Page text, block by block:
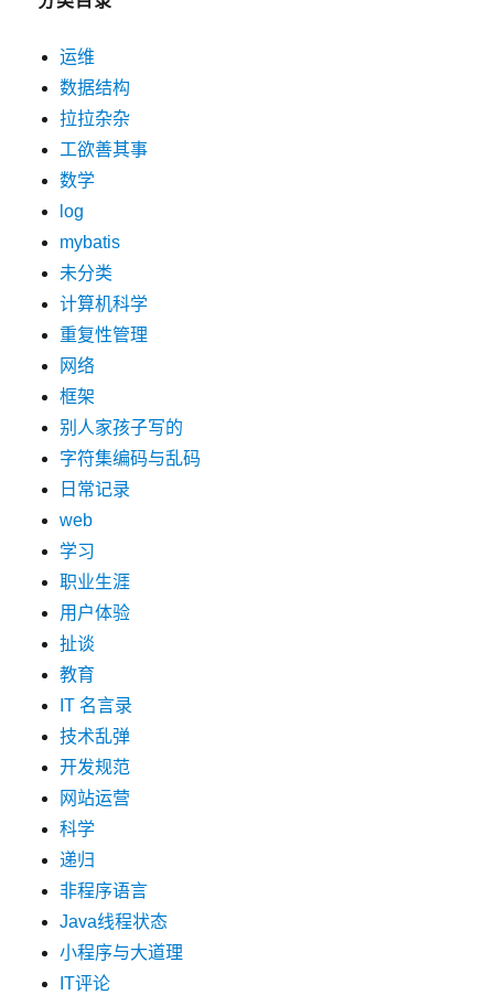
运维
数据结构
拉拉杂杂
工欲善其事
数学
log
mybatis
未分类
计算机科学
重复性管理
网络
框架
别人家孩子写的
字符集编码与乱码
日常记录
web
学习
职业生涯
用户体验
扯谈
教育
IT 名言录
技术乱弹
开发规范
网站运营
科学
递归
非程序语言
Java线程状态
小程序与大道理
IT评论